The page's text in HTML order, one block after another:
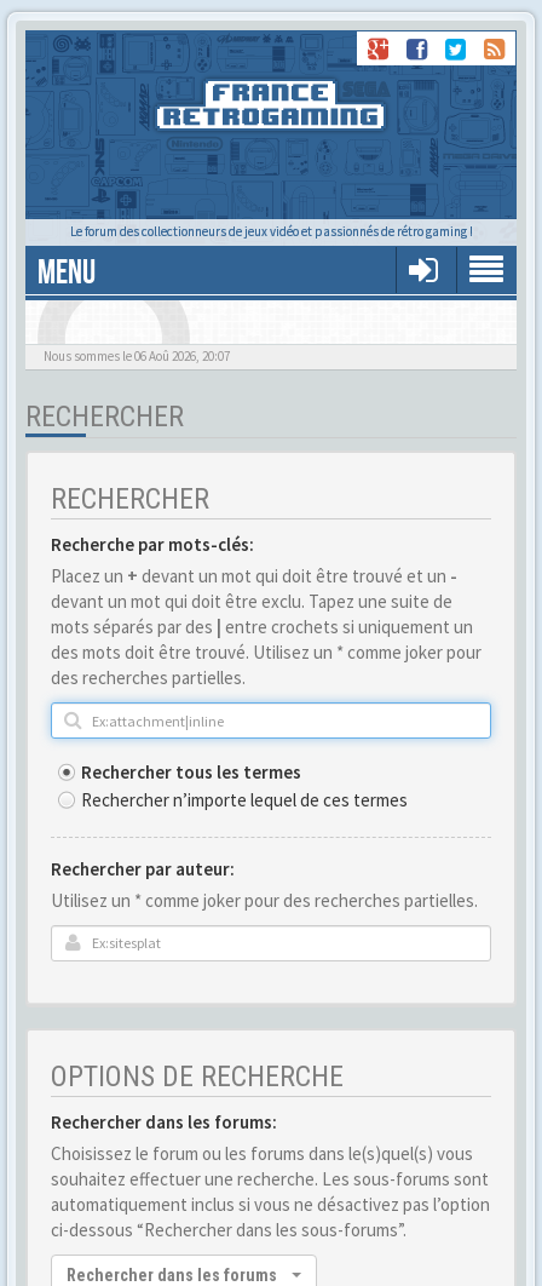
Le forum des collectionneurs de jeux vidéo et passionnés de rétro gaming !
MENU
Alors tu trouves ?
Nous sommes le 06 Aoû 2026, 20:07
RECHERCHER
RECHERCHER
Recherche par mots-clés:
Placez un + devant un mot qui doit être trouvé et un -
devant un mot qui doit être exclu. Tapez une suite de
mots séparés par des | entre crochets si uniquement un
des mots doit être trouvé. Utilisez un * comme joker pour
des recherches partielles.
Rechercher tous les termes
Rechercher n’importe lequel de ces termes
Rechercher par auteur:
Utilisez un * comme joker pour des recherches partielles.
OPTIONS DE RECHERCHE
Rechercher dans les forums:
Choisissez le forum ou les forums dans le(s)quel(s) vous
souhaitez effectuer une recherche. Les sous-forums sont
automatiquement inclus si vous ne désactivez pas l’option
ci-dessous “Rechercher dans les sous-forums”.
Rechercher dans les forums